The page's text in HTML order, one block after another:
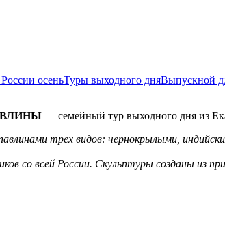
осеньТуры выходного дняВыпускной
— семейный тур выходного дня из
трех видов: чернокрылыми,
со всей России. Скульптуры созданы из